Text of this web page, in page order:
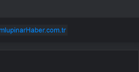
kapsamlı gıda denetimi